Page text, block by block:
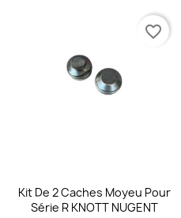
Kit De 2 Caches Moyeu Pour
Série R KNOTT NUGENT
favorite_border